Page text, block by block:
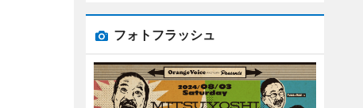
フォトフラッシュ